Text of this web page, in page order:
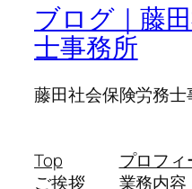
ブログ｜藤
士事務所
藤田社会保険労務士
Top
ご挨拶
プロフィ
業務内容